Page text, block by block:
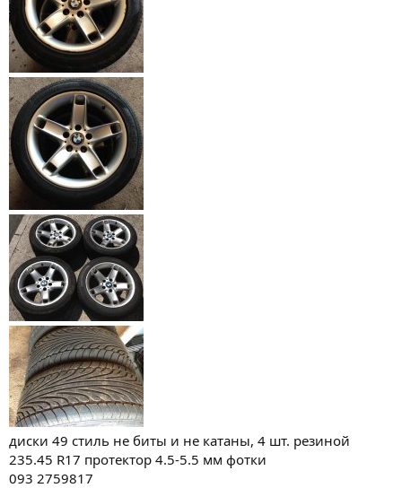
диски 49 стиль не биты и не катаны, 4 шт. резиной
235.45 R17 протектор 4.5-5.5 мм фотки
093 2759817